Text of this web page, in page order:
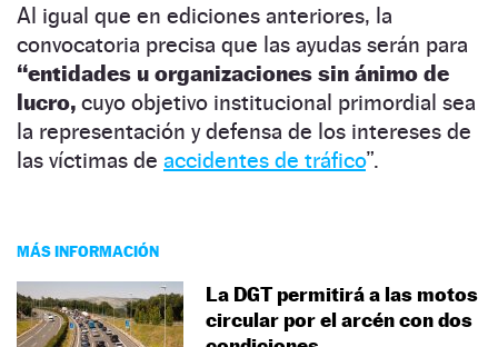
Al igual que en ediciones anteriores, la
convocatoria precisa que las ayudas serán para
“entidades u organizaciones sin ánimo de
lucro, cuyo objetivo institucional primordial sea
la representación y defensa de los intereses de
las víctimas de accidentes de tráfico”.
MÁS INFORMACIÓN
La DGT permitirá a las motos
circular por el arcén con dos